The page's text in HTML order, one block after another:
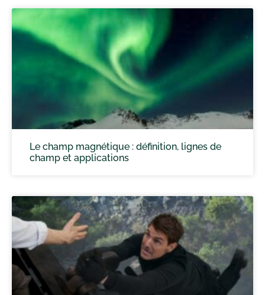
Le champ magnétique : définition, lignes de
champ et applications